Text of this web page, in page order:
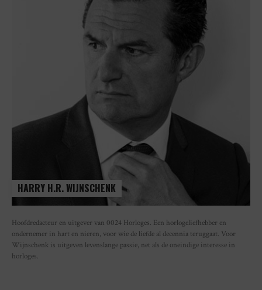
HARRY H.R. WIJNSCHENK
Hoofdredacteur en uitgever van 0024 Horloges. Een horlogeliefhebber en
ondernemer in hart en nieren, voor wie de liefde al decennia teruggaat. Voor
Wijnschenk is uitgeven levenslange passie, net als de oneindige interesse in
horloges.